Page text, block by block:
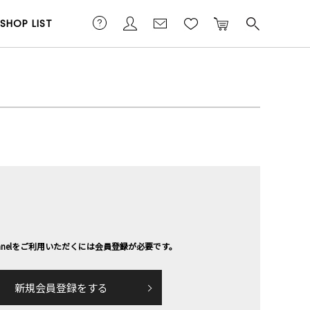
SHOP LIST
をご利用いただくには会員登録が必要です。
新規会員登録をする